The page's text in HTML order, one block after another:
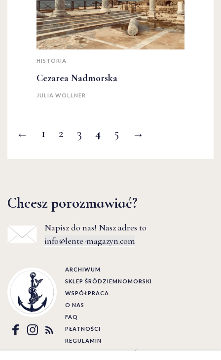
HISTORIA
Cezarea Nadmorska
JULIA WOLLNER
← 1 2 3 4 5 →
Chcesz porozmawiać?
Napisz do nas! Nasz adres to
info@lente-magazyn.com
ARCHIWUM
SKLEP ŚRÓDZIEMNOMORSKI
WSPÓŁPRACA
O NAS
FAQ
PŁATNOŚCI
REGULAMIN
POLITYKA PRYWATNOŚCI